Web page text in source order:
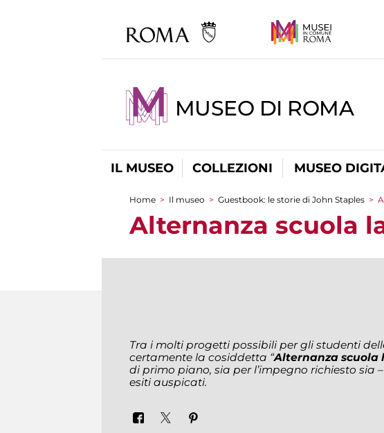
MUSEO DI ROMA
IL MUSEO COLLEZIONI MUSEO
Tu sei qui
Home > Il museo > Guestbook: le storie di John Staples >
Alternanza scuola
Tra i molti progetti possibili per gli studenti
certamente la cosiddetta “Alternanza scuola
di primo piano, sia per l’impegno richiesto sia
esiti auspicati.